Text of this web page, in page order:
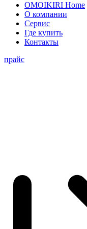
OMOIKIRI Home
О компании
Сервис
Где купить
Контакты
прайс